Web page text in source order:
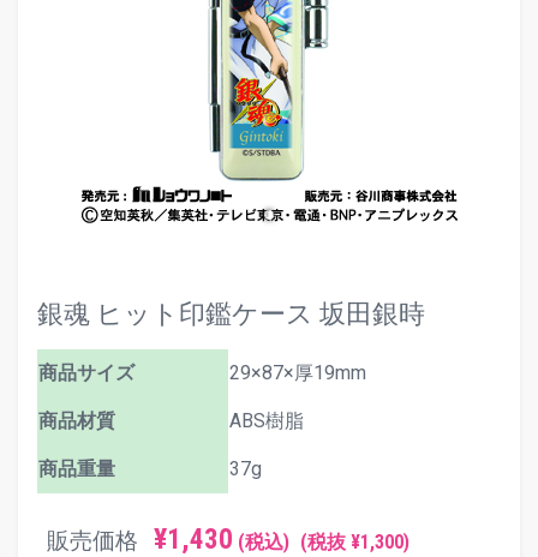
銀魂 ヒット印鑑ケース 坂田銀時
商品サイズ 29×87×厚19mm
商品材質 ABS樹脂
商品重量 37g
販売価格 ¥1,430 (税込) (税抜 ¥1,300)